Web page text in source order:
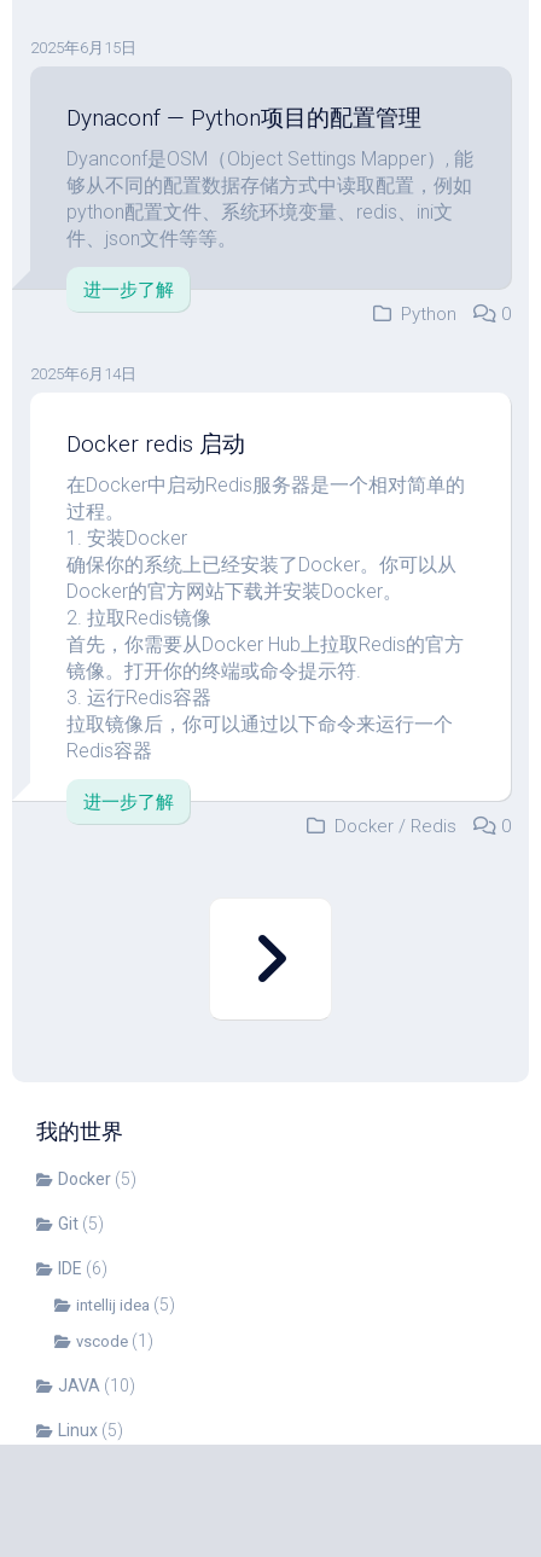
2025年6月15日
Dynaconf — Python项目的配置管理
Dyanconf是OSM（Object Settings Mapper）, 能
够从不同的配置数据存储方式中读取配置，例如
python配置文件、系统环境变量、redis、ini文
件、json文件等等。
进一步了解
Python
0
2025年6月14日
Docker redis 启动
在Docker中启动Redis服务器是一个相对简单的
过程。
1. 安装Docker
确保你的系统上已经安装了Docker。你可以从
Docker的官方网站下载并安装Docker。
2. 拉取Redis镜像
首先，你需要从Docker Hub上拉取Redis的官方
镜像。打开你的终端或命令提示符.
3. 运行Redis容器
拉取镜像后，你可以通过以下命令来运行一个
Redis容器
进一步了解
Docker / Redis 0
我的世界
Docker (5)
Git (5)
IDE (6)
intellij idea (5)
vscode (1)
JAVA (10)
Linux (5)